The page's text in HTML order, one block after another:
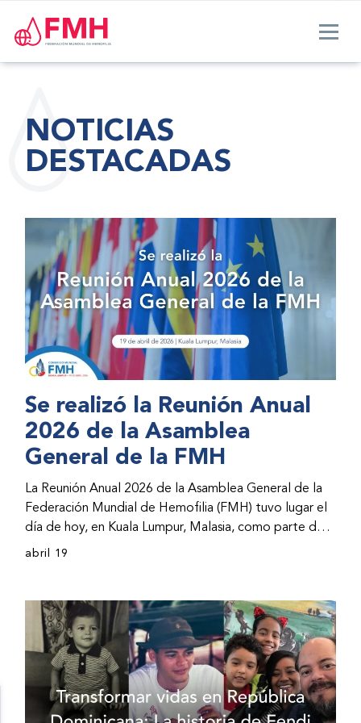
NOTICIAS
DESTACADAS
Se realizó la Reunión Anual
2026 de la Asamblea
General de la FMH
La Reunión Anual 2026 de la Asamblea General de la
Federación Mundial de Hemofilia (FMH) tuvo lugar el
día de hoy, en Kuala Lumpur, Malasia, como parte del
Congreso Mundial 2026 de la FMH. La reunión abarcó
avances por parte de la dirección de la FMH. Al
evento asistieron representantes de las organizaciones
nacionales miembros (ONM) de la FMH y otras partes
interesadas.
abril 19